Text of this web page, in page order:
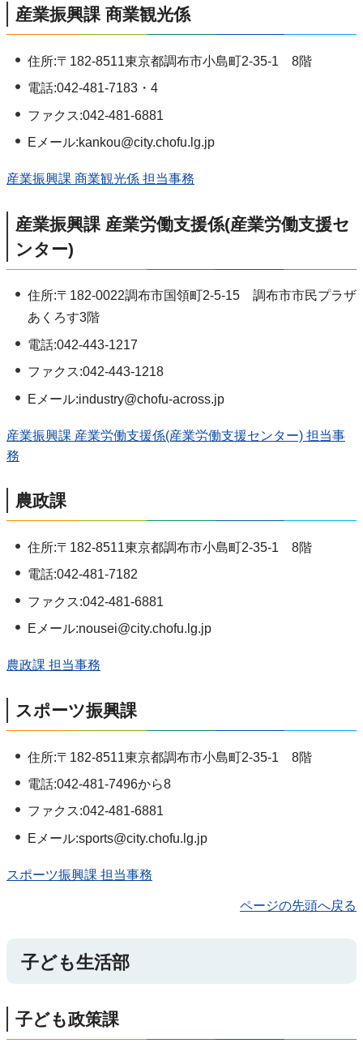
産業振興課 商業観光係
住所:〒182-8511東京都調布市小島町2-35-1 8階
電話:042-481-7183・4
ファクス:042-481-6881
Eメール:kankou@city.chofu.lg.jp
産業振興課 商業観光係 担当事務
産業振興課 産業労働支援係(産業労働支援セ
ンター)
住所:〒182-0022調布市国領町2-5-15 調布市市民プラザ
あくろす3階
電話:042-443-1217
ファクス:042-443-1218
Eメール:industry@chofu-across.jp
産業振興課 産業労働支援係(産業労働支援センター) 担当事
務
農政課
住所:〒182-8511東京都調布市小島町2-35-1 8階
電話:042-481-7182
ファクス:042-481-6881
Eメール:nousei@city.chofu.lg.jp
農政課 担当事務
スポーツ振興課
住所:〒182-8511東京都調布市小島町2-35-1 8階
電話:042-481-7496から8
ファクス:042-481-6881
Eメール:sports@city.chofu.lg.jp
スポーツ振興課 担当事務
ページの先頭へ戻る
子ども生活部
子ども政策課